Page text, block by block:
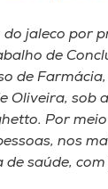
jaleco por
de
de
Oliveira, sob
Por
nos
de saúde,